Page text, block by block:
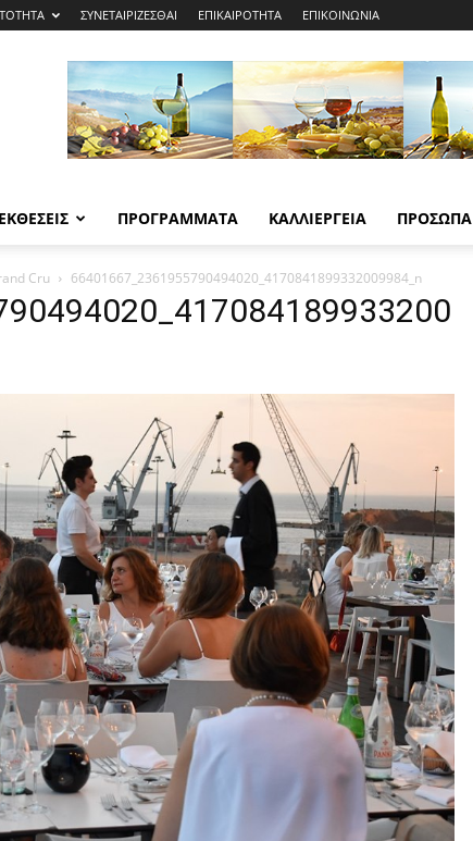
ΣΥΝΕΤΑΙΡΙΖΕΣΘΑΙ ΕΠΙΚΑΙΡΟΤΗΤΑ ΕΠΙΚΟΙΝΩΝΙΑ
ΕΚΘΕΣΕΙΣ ΠΡΟΓΡΑΜΜΑΤΑ ΚΑΛΛΙΕΡΓΕΙΑ ΠΡΟΣΩΠΑ
Cru 66401667_2361955790494020_4170841899332009984_n